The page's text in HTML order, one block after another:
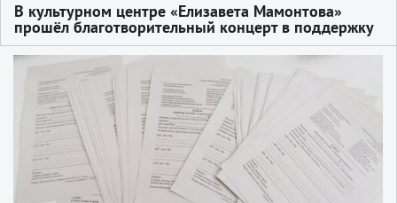
В культурном центре «Елизавета Мамонтова»
прошёл благотворительный концерт в поддержку
участников специальной военной операции
«Звёзды Русского мира»
1